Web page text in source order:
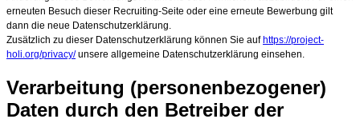
erneuten Besuch dieser Recruiting-Seite oder eine erneute Bewerbung gilt
dann die neue Datenschutzerklärung.
Zusätzlich zu dieser Datenschutzerklärung können Sie aufhttps://project-
holi.org/privacy/unsere allgemeine Datenschutzerklärung einsehen.
Verarbeitung (personenbezogener)
Daten durch den Betreiber der